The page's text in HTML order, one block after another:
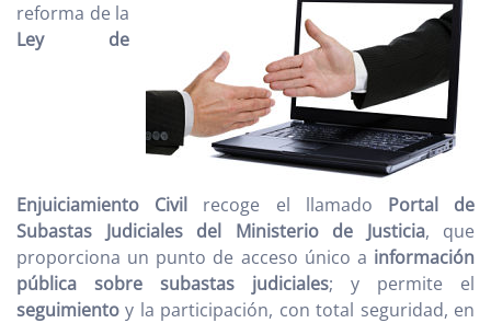
reforma de la
Ley de
Enjuiciamiento Civil recoge el llamado Portal de
Subastas Judiciales del Ministerio de Justicia, que
proporciona un punto de acceso único a información
pública sobre subastas judiciales; y permite el
seguimiento y la participación, con total seguridad, en